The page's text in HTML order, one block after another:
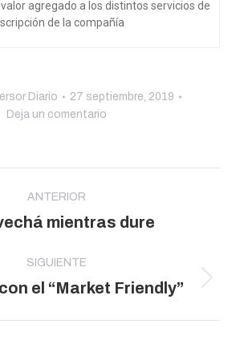
agregado a los distintos servicios de
de la compañía
Diario
27 septiembre, 2019
Deja un comentario
ANTERIOR
Publicación
mientras dure
SIGUIENTE
Publicación
el “Market Friendly”